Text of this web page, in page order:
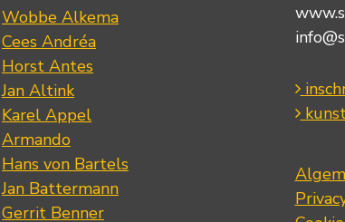
Wobbe Alkema
Cees Andréa
Horst Antes
Jan Altink
Karel Appel
Armando
Hans von Bartels
Jan Battermann
Gerrit Benner